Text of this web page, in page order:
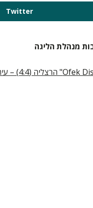
Twitter
מנהלת הליגה
Ofek" הרצליה (4:4) – עירוני "חי מוטורס" נס ציונה (3:5)